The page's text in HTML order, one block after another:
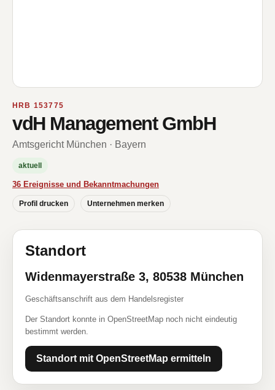
HRB 153775
vdH Management GmbH
Amtsgericht München · Bayern
aktuell
36 Ereignisse und Bekanntmachungen
Profil drucken Unternehmen merken
Standort
Widenmayerstraße 3, 80538 München
Geschäftsanschrift aus dem Handelsregister
Der Standort konnte in OpenStreetMap noch nicht eindeutig
bestimmt werden.
Standort mit OpenStreetMap ermitteln